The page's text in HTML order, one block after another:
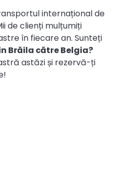
internațional de
de clienți mulțumiți
în fiecare an. Sunteți
Brăila către Belgia?
astăzi și rezervă-ți